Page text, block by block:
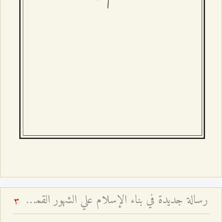
رسالة‌ جديدة‌ في‌ بناء الإسلام‌ علي الشهور القمرية - و تفسير آية: (إِنَّ عِدَّةَ الشُّهُورِ عِنْدَ اللَّهِ اثْنا عَشَرَ شَهْراً فِي كِتابِ اللَّهِ يَوْمَ خَلَقَ السَّماواتِ وَ الْأَرْضَ مِنْها أَرْبَعَةٌ حُرُمٌ ذلِكَ الدِّينُ الْقَيِّم‏) - بحث تفسيري روائي فقهي وتاريخي 3